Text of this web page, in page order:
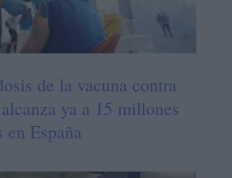
de la vacuna contra
ya a 15 millones
en España